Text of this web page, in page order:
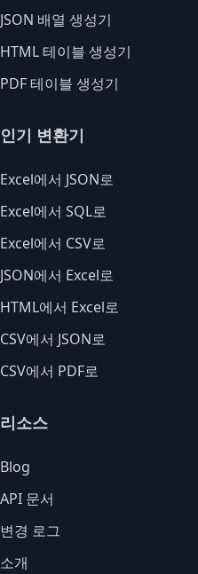
JSON 배열 생성기
HTML 테이블 생성기
PDF 테이블 생성기
인기 변환기
Excel에서 JSON로
Excel에서 SQL로
Excel에서 CSV로
JSON에서 Excel로
HTML에서 Excel로
CSV에서 JSON로
CSV에서 PDF로
리소스
Blog
API 문서
변경 로그
소개